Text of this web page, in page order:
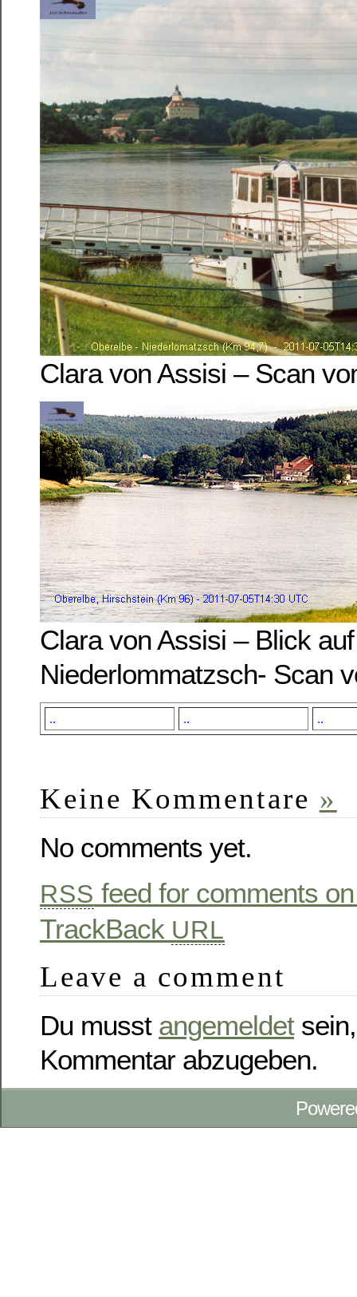
Clara von Assisi – Scan
Clara von Assisi – Blick
Niederlommatzsch- Scan
.. .. ..
Keine Kommentare »
No comments yet.
RSS feed for comments
TrackBack URL
Leave a comment
Du musst angemeldet
Kommentar abzugeben.